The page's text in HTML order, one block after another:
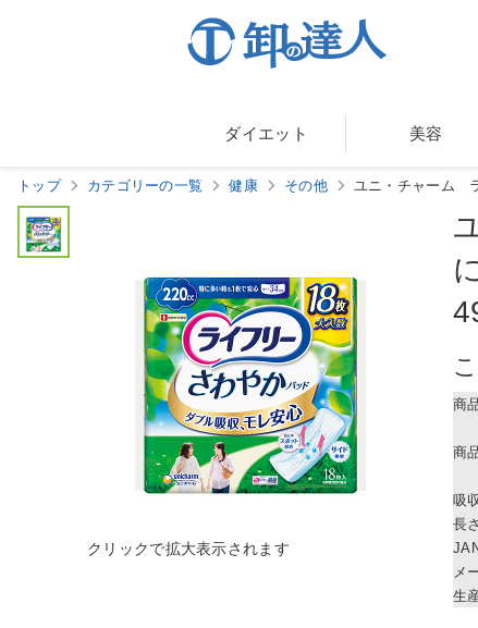
ダイエット 美容
トップ カテゴリーの一覧 健康 その他 ユニ・チャーム
商
商
吸
長さ
メ
生